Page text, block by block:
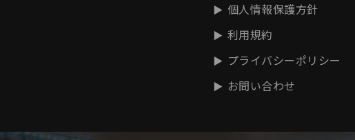
個人情報保護方針
利用規約
プライバシーポリシー
お問い合わせ